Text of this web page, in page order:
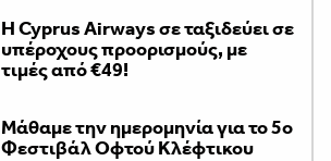
H Cyprus Airways σε ταξιδεύει σε
υπέροχους προορισμούς, με
τιμές από €49!
Μάθαμε την ημερομηνία για το 5ο
Φεστιβάλ Οφτού Κλέφτικου